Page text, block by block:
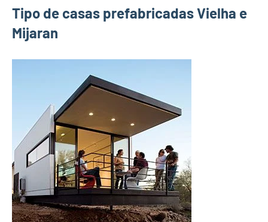
Tipo de casas prefabricadas Vielha e
Mijaran